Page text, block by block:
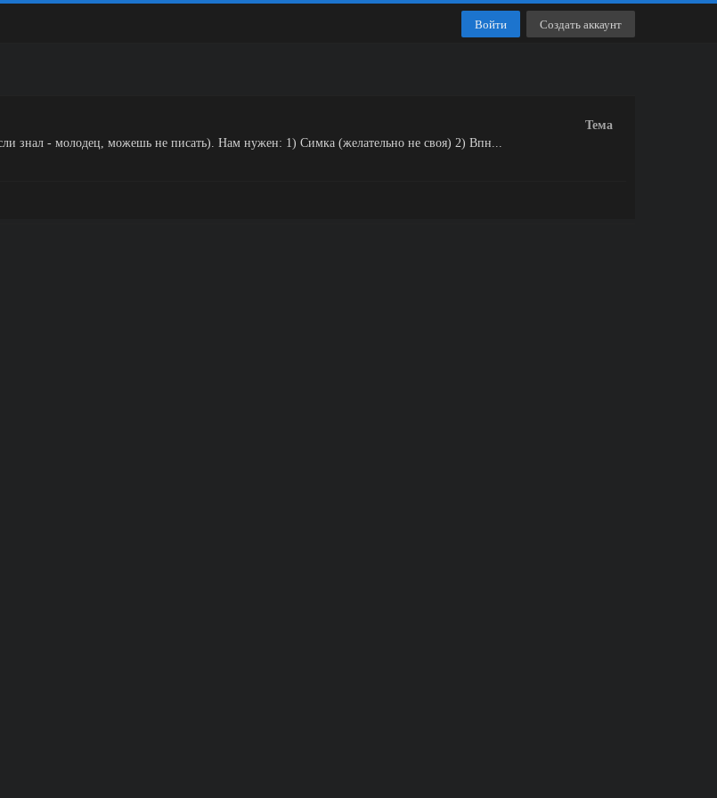
Тема
знал - молодец, можешь не писать). Нам нужен: 1) Симка (желательно не своя) 2) Впн...
Войти Создать аккаунт